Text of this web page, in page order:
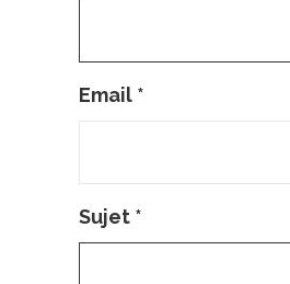
Email *
Sujet *